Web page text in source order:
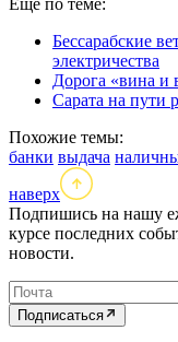
Еще по теме:
Бессарабские
электричества
Дорога «вина и
Сарата на пути
Похожие темы:
банки выдача
наверх
Подпишись на нашу
курсе последних
новости.
Подписаться